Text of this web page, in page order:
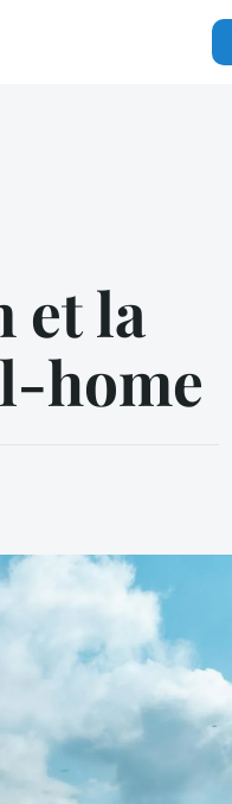
et la
home